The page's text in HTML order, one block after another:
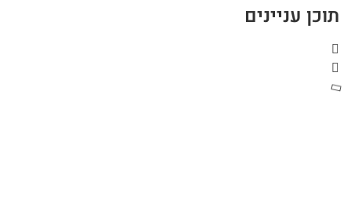
תוכן עניינים